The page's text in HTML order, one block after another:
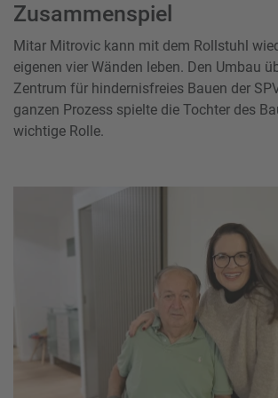
Zusammenspiel
Mitar Mitrovic kann mit dem Rollstuhl
eigenen vier Wänden leben. Den Umbau
Zentrum für hindernisfreies Bauen der
ganzen Prozess spielte die Tochter des
wichtige Rolle.